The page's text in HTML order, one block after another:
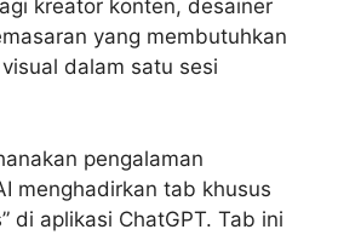
kreator konten, desainer
yang membutuhkan
dalam satu sesi
pengalaman
menghadirkan tab khusus
di aplikasi ChatGPT. Tab ini